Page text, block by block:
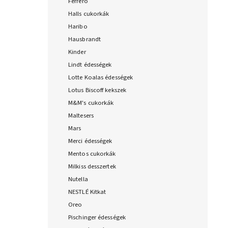
Halls cukorkák
Haribo
Hausbrandt
Kinder
Lindt édességek
Lotte Koalas édességek
Lotus Biscoff kekszek
M&M's cukorkák
Maltesers
Mars
Merci édességek
Mentos cukorkák
Milkiss desszertek
Nutella
NESTLÉ Kitkat
Oreo
Pischinger édességek